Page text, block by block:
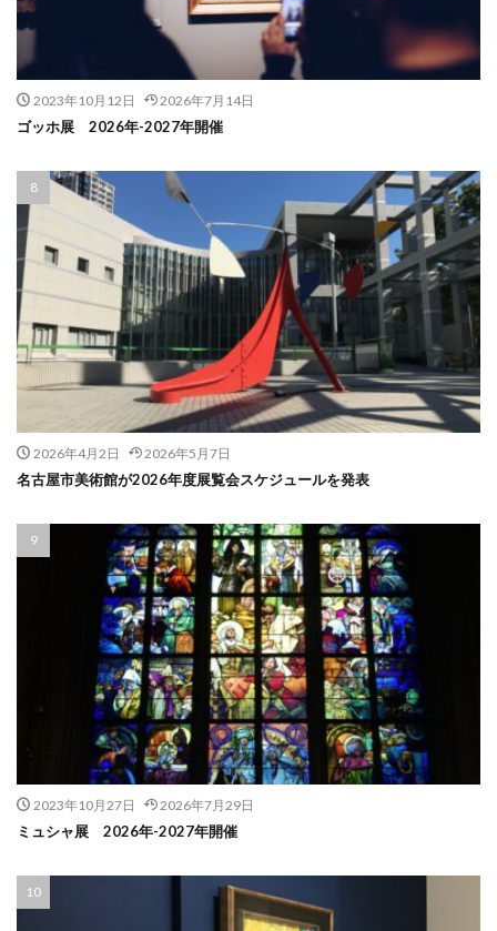
2023年10月12日 2026年7月14日
ゴッホ展 2026年-2027年開催
2026年4月2日 2026年5月7日
名古屋市美術館が2026年度展覧会スケジュールを発表
2023年10月27日 2026年7月29日
ミュシャ展 2026年-2027年開催